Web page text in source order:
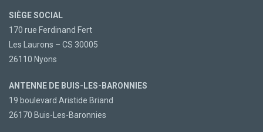
SIÈGE SOCIAL
170 rue Ferdinand Fert
Les Laurons – CS 30005
26110 Nyons
ANTENNE DE BUIS-LES-BARONNIES
19 boulevard Aristide Briand
26170 Buis-Les-Baronnies